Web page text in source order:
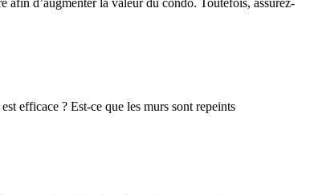
efficace ? Est-ce que les murs sont repeints